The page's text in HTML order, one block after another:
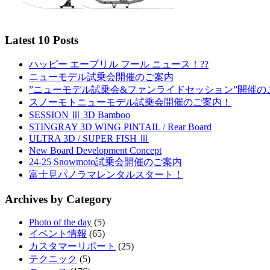
Latest 10 Posts
ハッピー エープリル フール ニュース！??
ニューモデル試乗会開催のご案内
”ニューモデル試乗会&ファンライドセッション”開催の
スノーモトニューモデル試乗会開催のご案内！
SESSION Ⅲ 3D Bamboo
STINGRAY 3D WING PINTAIL / Rear Board
ULTRA 3D / SUPER FISH Ⅲ
New Board Development Concept
24-25 Snowmoto試乗会開催のご案内
富士見パノラマレンタルスタート！
Archives by Category
Photo of the day (5)
イベント情報 (65)
カスタマーリポート (25)
テクニック (5)